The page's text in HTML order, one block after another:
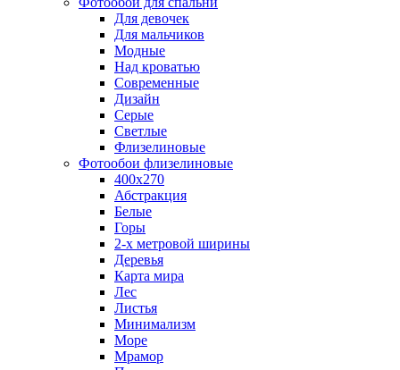
Для девочек
Для мальчиков
Модные
Над кроватью
Современные
Дизайн
Серые
Светлые
Флизелиновые
Фотообои флизелиновые
400х270
Абстракция
Белые
Горы
2-х метровой ширины
Деревья
Карта мира
Лес
Листья
Минимализм
Море
Мрамор